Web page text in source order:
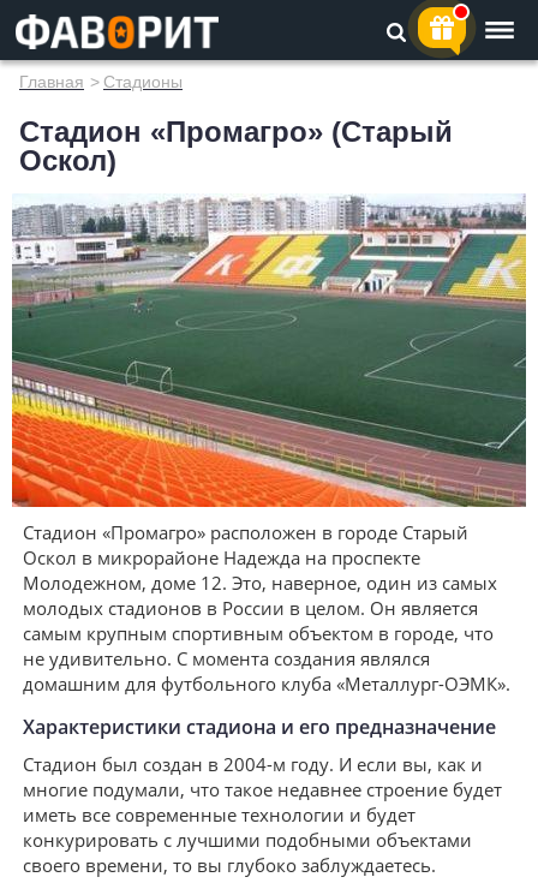
Главная > Стадионы
Стадион «Промагро» (Старый
Оскол)
Стадион «Промагро» расположен в городе Старый
Оскол в микрорайоне Надежда на проспекте
Молодежном, доме 12. Это, наверное, один из самых
молодых стадионов в России в целом. Он является
самым крупным спортивным объектом в городе, что
не удивительно. С момента создания являлся
домашним для футбольного клуба «Металлург-ОЭМК».
Характеристики стадиона и его предназначение
Стадион был создан в 2004-м году. И если вы, как и
многие подумали, что такое недавнее строение будет
иметь все современные технологии и будет
конкурировать с лучшими подобными объектами
своего времени, то вы глубоко заблуждаетесь.